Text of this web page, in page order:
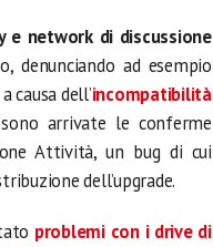
e network di discussione
denunciando ad esempio
causa dell’incompatibilità
arrivate le conferme
Attività, un bug di cui
dell’upgrade.
problemi con i drive di